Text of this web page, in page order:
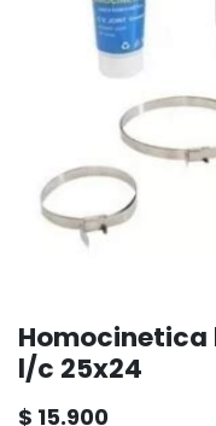
Homocinetica
l/c 25x24
$ 15.900